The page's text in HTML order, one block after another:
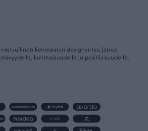
kotimainen designyritys, jonka
kotimaisuudelle ja positiivisuudelle.